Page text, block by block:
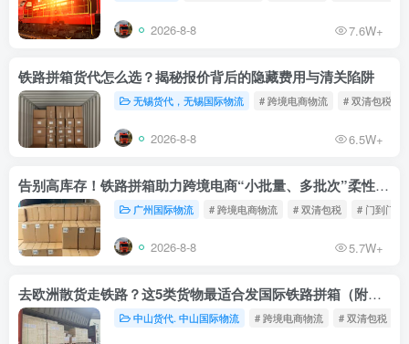
2026-8-8 7.6W+
铁路拼箱货代怎么选？揭秘报价背后的隐藏费用与清关陷阱
无锡货代，无锡国际物流 # 跨境电商物流 # 双清包税
2026-8-8 6.5W+
告别高库存！铁路拼箱助力跨境电商“小批量、多批次”柔性补货
广州国际物流 # 跨境电商物流 # 双清包税 # 门到门物
2026-8-8 5.7W+
去欧洲散货走铁路？这5类货物最适合发国际铁路拼箱（附禁运清单）
中山货代. 中山国际物流 # 跨境电商物流 # 双清包税